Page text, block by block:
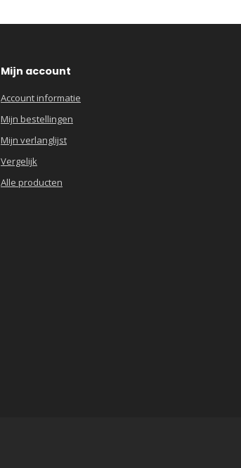
Mijn account
Account informatie
Mijn bestellingen
Mijn verlanglijst
Vergelijk
Alle producten